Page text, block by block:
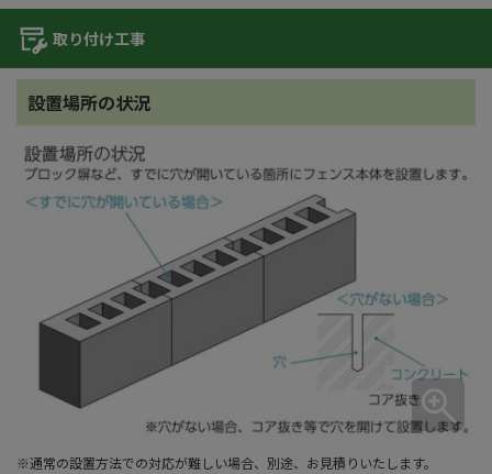
取り付け工事
設置場所の状況
※通常の設置方法での対応が難しい場合、別途、お見積りいたします。